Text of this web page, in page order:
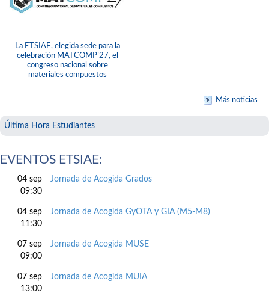
La ETSIAE, elegida sede para la
celebración MATCOMP’27, el
congreso nacional sobre
materiales compuestos
Más noticias
Última Hora Estudiantes
EVENTOS ETSIAE:
04 sep
09:30
Jornada de Acogida Grados
04 sep
11:30
Jornada de Acogida GyOTA y GIA (M5-M8)
07 sep
09:00
Jornada de Acogida MUSE
07 sep
13:00
Jornada de Acogida MUIA